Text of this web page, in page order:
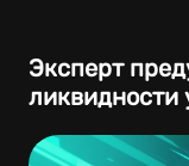
Эксперт
ликвидности